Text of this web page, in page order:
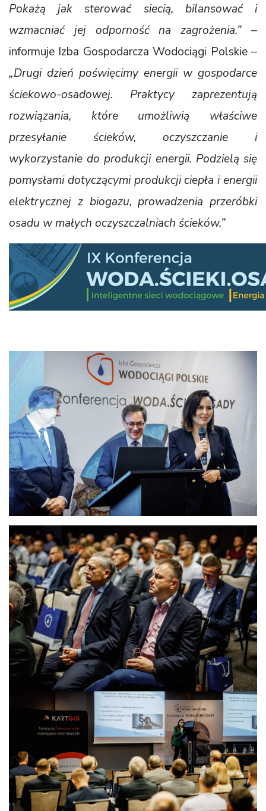
Pokażą jak sterować siecią, bilansować i
wzmacniać jej odporność na zagrożenia.” –
informuje Izba Gospodarcza Wodociągi Polskie –
„Drugi dzień poświęcimy energii w gospodarce
ściekowo-osadowej. Praktycy zaprezentują
rozwiązania, które umożliwią właściwe
przesyłanie ścieków, oczyszczanie i
wykorzystanie do produkcji energii. Podzielą się
pomysłami dotyczącymi produkcji ciepła i energii
elektrycznej z biogazu, prowadzenia przeróbki
osadu w małych oczyszczalniach ścieków.”